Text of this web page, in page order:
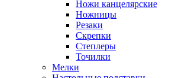
Ножи канцелярские
Ножницы
Резаки
Скрепки
Степлеры
Точилки
Мелки